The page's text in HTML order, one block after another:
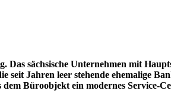
sächsische Unternehmen mit
seit Jahren leer stehende ehemalige
Büroobjekt ein modernes Service-